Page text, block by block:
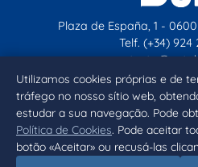
Utilizamos cookies próprias e de
tráfego no nosso sítio web,
estudar a sua navegação. Pode
Política de Cookies. Pode aceitar
botão «Aceitar» ou recusá-las
Plaza de España, 1 -
Telf. (+34) 924
Facebook
X
Inicio Aviso legal